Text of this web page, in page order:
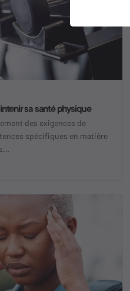
sa santé physique
des exigences de
spécifiques en matière